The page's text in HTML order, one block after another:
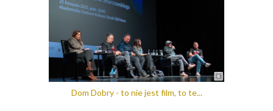
Dom Dobry - to nie jest film, to te...